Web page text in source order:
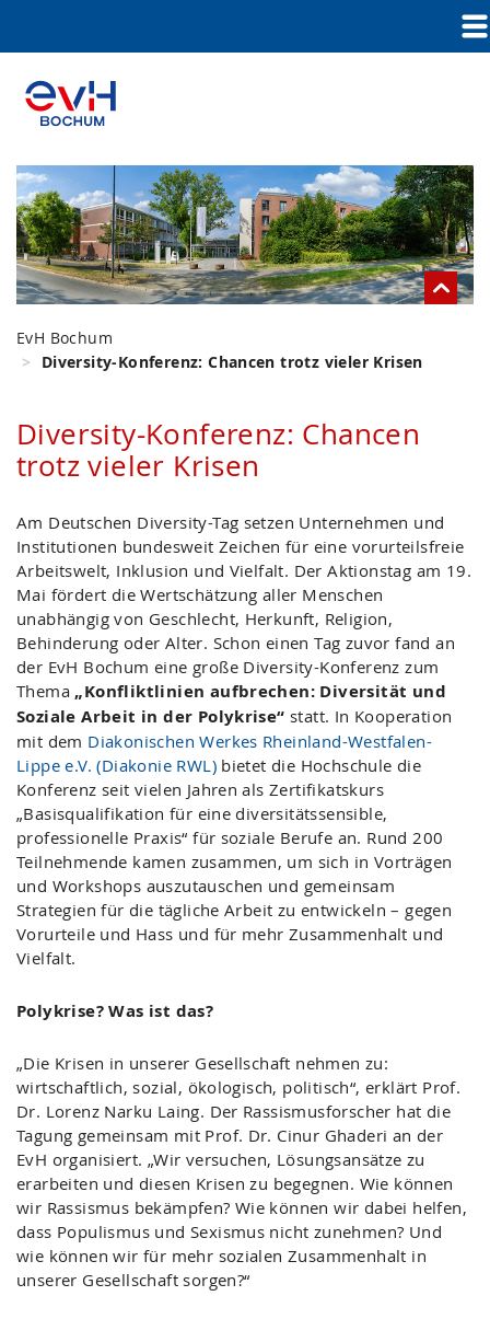
EvH Bochum
Diversity-Konferenz: Chancen trotz vieler Krisen
Diversity-Konferenz: Chancen
trotz vieler Krisen
Am Deutschen Diversity-Tag setzen Unternehmen und
Institutionen bundesweit Zeichen für eine vorurteilsfreie
Arbeitswelt, Inklusion und Vielfalt. Der Aktionstag am 19.
Mai fördert die Wertschätzung aller Menschen
unabhängig von Geschlecht, Herkunft, Religion,
Behinderung oder Alter. Schon einen Tag zuvor fand an
der EvH Bochum eine große Diversity-Konferenz zum
Thema „Konfliktlinien aufbrechen: Diversität und
Soziale Arbeit in der Polykrise“ statt. In Kooperation
mit dem Diakonischen Werkes Rheinland-Westfalen-
Lippe e.V. (Diakonie RWL)bietet die Hochschule die
Konferenz seit vielen Jahren als Zertifikatskurs
„Basisqualifikation für eine diversitätssensible,
professionelle Praxis“ für soziale Berufe an. Rund 200
Teilnehmende kamen zusammen, um sich in Vorträgen
und Workshops auszutauschen und gemeinsam
Strategien für die tägliche Arbeit zu entwickeln – gegen
Vorurteile und Hass und für mehr Zusammenhalt und
Vielfalt.
Polykrise? Was ist das?
„Die Krisen in unserer Gesellschaft nehmen zu:
wirtschaftlich, sozial, ökologisch, politisch“, erklärt Prof.
Dr. Lorenz Narku Laing. Der Rassismusforscher hat die
Tagung gemeinsam mit Prof. Dr. Cinur Ghaderi an der
EvH organisiert. „Wir versuchen, Lösungsansätze zu
erarbeiten und diesen Krisen zu begegnen. Wie können
wir Rassismus bekämpfen? Wie können wir dabei helfen,
dass Populismus und Sexismus nicht zunehmen? Und
wie können wir für mehr sozialen Zusammenhalt in
unserer Gesellschaft sorgen?“